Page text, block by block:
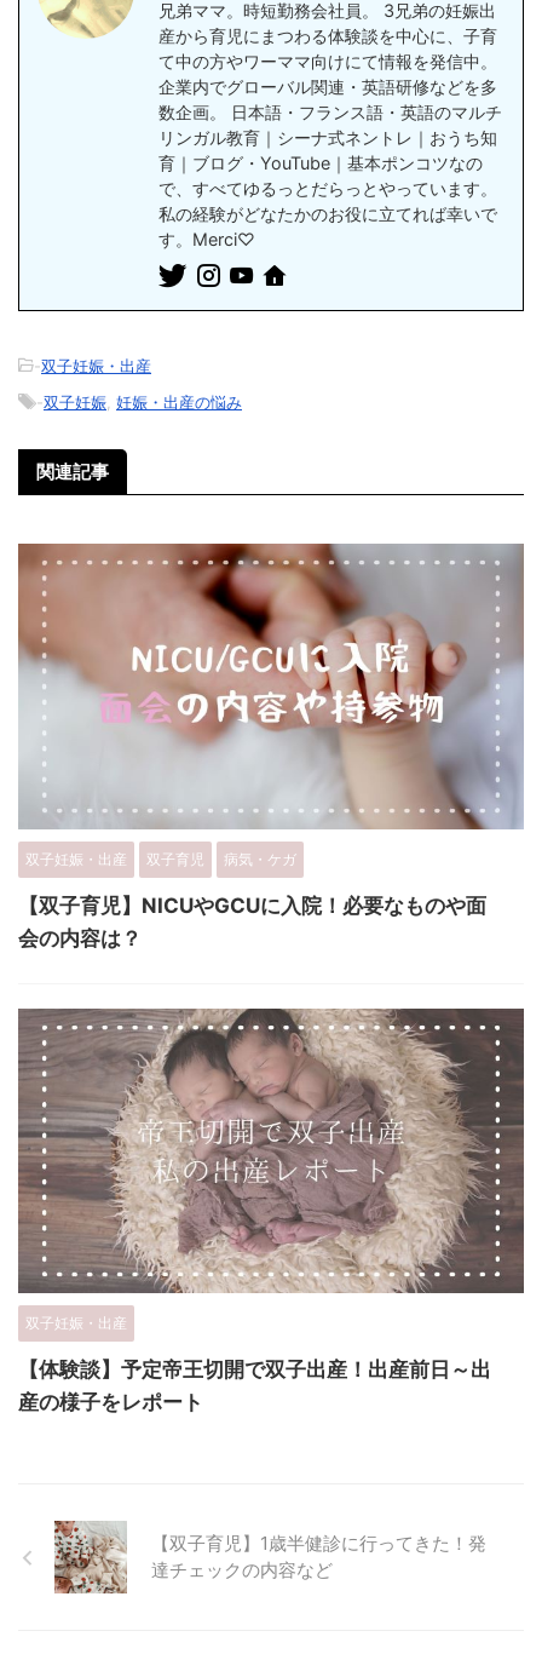
兄弟ママ。時短勤務会社員。 3兄弟の妊娠出
産から育児にまつわる体験談を中心に、子育
て中の方やワーママ向けにて情報を発信中。
企業内でグローバル関連・英語研修などを多
数企画。 日本語・フランス語・英語のマルチ
リンガル教育｜シーナ式ネントレ｜おうち知
育｜ブログ・YouTube｜基本ポンコツなの
で、すべてゆるっとだらっとやっています。
私の経験がどなたかのお役に立てれば幸いで
す。Merci♡
-双子妊娠・出産
-双子妊娠, 妊娠・出産の悩み
関連記事
双子妊娠・出産 双子育児 病気・ケガ
【双子育児】NICUやGCUに入院！必要なものや面
会の内容は？
双子妊娠・出産
【体験談】予定帝王切開で双子出産！出産前日～出
産の様子をレポート
【双子育児】1歳半健診に行ってきた！発
達チェックの内容など